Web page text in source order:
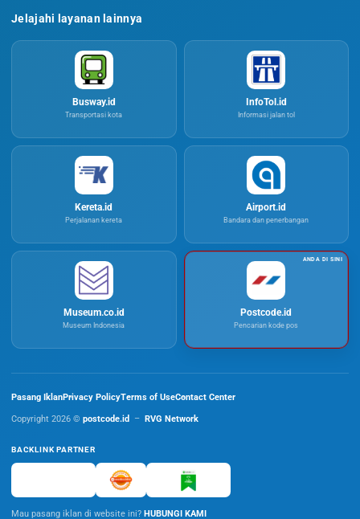
Jelajahi layanan lainnya
Busway.id
Transportasi kota
InfoTol.id
Informasi jalan tol
Kereta.id
Perjalanan kereta
Airport.id
Bandara dan penerbangan
Museum.co.id
Museum Indonesia
Postcode.id
Pencarian kode pos
Pasang IklanPrivacy PolicyTerms of UseContact Center
Copyright 2026 © postcode.id – RVG Network
BACKLINK PARTNER
Mau pasang iklan di website ini? HUBUNGI KAMI